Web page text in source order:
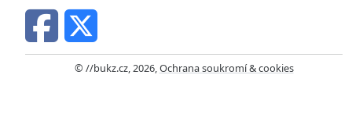
© //bukz.cz, 2026,Ochrana soukromí & cookies